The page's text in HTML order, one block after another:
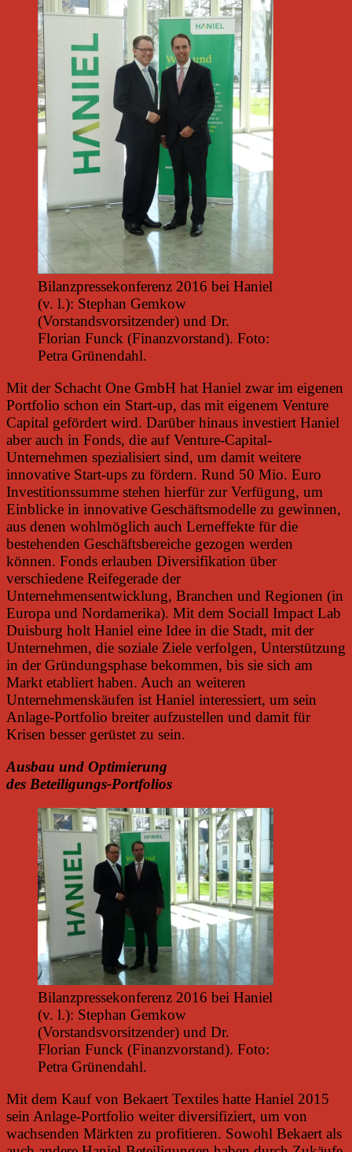
Bilanzpressekonferenz 2016 bei Haniel
(v. l.): Stephan Gemkow
(Vorstandsvorsitzender) und Dr.
Florian Funck (Finanzvorstand). Foto:
Petra Grünendahl.
Mit der Schacht One GmbH hat Haniel zwar im eigenen
Portfolio schon ein Start-up, das mit eigenem Venture
Capital gefördert wird. Darüber hinaus investiert Haniel
aber auch in Fonds, die auf Venture-Capital-
Unternehmen spezialisiert sind, um damit weitere
innovative Start-ups zu fördern. Rund 50 Mio. Euro
Investitionssumme stehen hierfür zur Verfügung, um
Einblicke in innovative Geschäftsmodelle zu gewinnen,
aus denen wohlmöglich auch Lerneffekte für die
bestehenden Geschäftsbereiche gezogen werden
können. Fonds erlauben Diversifikation über
verschiedene Reifegerade der
Unternehmensentwicklung, Branchen und Regionen (in
Europa und Nordamerika). Mit dem Sociall Impact Lab
Duisburg holt Haniel eine Idee in die Stadt, mit der
Unternehmen, die soziale Ziele verfolgen, Unterstützung
in der Gründungsphase bekommen, bis sie sich am
Markt etabliert haben. Auch an weiteren
Unternehmenskäufen ist Haniel interessiert, um sein
Anlage-Portfolio breiter aufzustellen und damit für
Krisen besser gerüstet zu sein.
Ausbau und Optimierung
des Beteiligungs-Portfolios
Bilanzpressekonferenz 2016 bei Haniel
(v. l.): Stephan Gemkow
(Vorstandsvorsitzender) und Dr.
Florian Funck (Finanzvorstand). Foto:
Petra Grünendahl.
Mit dem Kauf von Bekaert Textiles hatte Haniel 2015
sein Anlage-Portfolio weiter diversifiziert, um von
wachsenden Märkten zu profitieren. Sowohl Bekaert als